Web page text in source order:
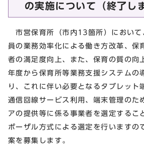
の実施について（終了し
市営保育所（市内13箇所）において
員の業務効率化による働き方改革、保
者の満足度向上、また、保育の質の向
年度から保育所等業務支援システムの
り、これに伴い必要となるタブレット
通信回線サービス利用、端末管理のた
アの提供等に係る事業者を選定するこ
ポーザル方式による選定を行いますの
案を募集します。